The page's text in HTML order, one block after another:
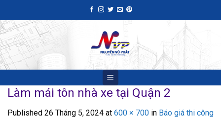
to
content
Làm mái tôn nhà xe tại Quận 2
Published 26 Tháng 5, 2024 at 600 × 700 in Báo giá thi công